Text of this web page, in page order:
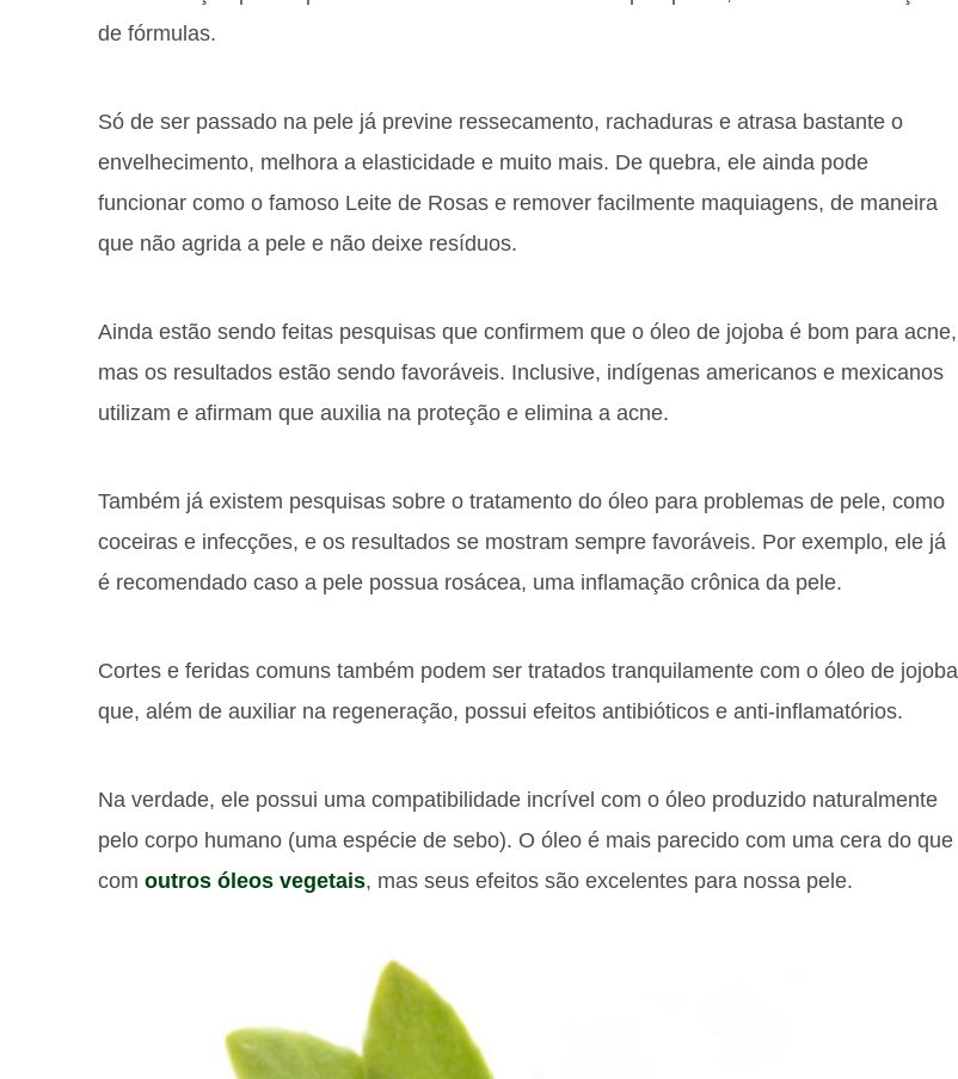
de fórmulas.
Só de ser passado na pele já previne ressecamento, rachaduras e atrasa bastante o
envelhecimento, melhora a elasticidade e muito mais. De quebra, ele ainda pode
funcionar como o famoso Leite de Rosas e remover facilmente maquiagens, de maneira
que não agrida a pele e não deixe resíduos.
Ainda estão sendo feitas pesquisas que confirmem que o óleo de jojoba é bom para acne,
mas os resultados estão sendo favoráveis. Inclusive, indígenas americanos e mexicanos
utilizam e afirmam que auxilia na proteção e elimina a acne.
Também já existem pesquisas sobre o tratamento do óleo para problemas de pele, como
coceiras e infecções, e os resultados se mostram sempre favoráveis. Por exemplo, ele já
é recomendado caso a pele possua rosácea, uma inflamação crônica da pele.
Cortes e feridas comuns também podem ser tratados tranquilamente com o óleo de jojoba
que, além de auxiliar na regeneração, possui efeitos antibióticos e anti-inflamatórios.
Na verdade, ele possui uma compatibilidade incrível com o óleo produzido naturalmente
pelo corpo humano (uma espécie de sebo). O óleo é mais parecido com uma cera do que
com outros óleos vegetais, mas seus efeitos são excelentes para nossa pele.